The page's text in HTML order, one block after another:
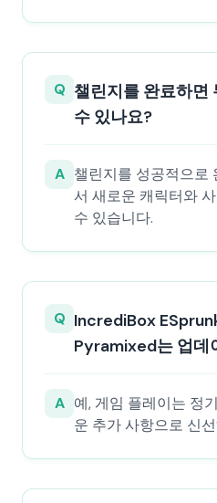
Q 챌린지를 완료하면
수 있나요?
A 챌린지를 성공적으로
서 새로운 캐릭터와
수 있습니다.
Q IncrediBox
Pyramixed는 업데
A 예, 게임 플레이는 정
운 추가 사항으로 신